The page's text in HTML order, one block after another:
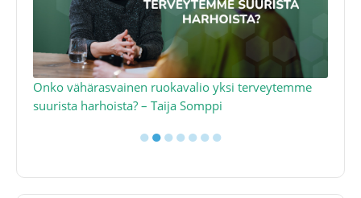
Onko vähärasvainen ruokavalio yksi terveytemme
suurista harhoista? – Taija Somppi
●●●●●●●